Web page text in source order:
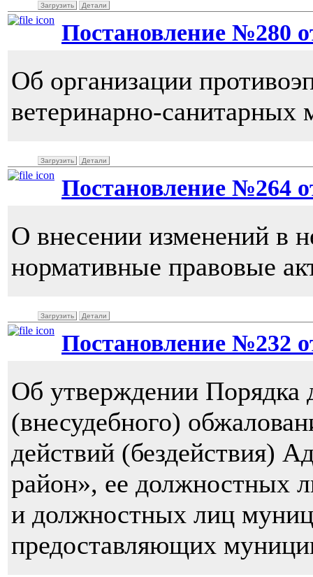
Загрузить Детали
Постановление №280
Об организации
ветеринарно-санитарных
Загрузить Детали
Постановление №264
О внесении изменений в
нормативные правовые
Загрузить Детали
Постановление №232
Об утверждении Порядка
(внесудебного)
действий (бездействия)
район», ее должностных
и должностных лиц
предоставляющих